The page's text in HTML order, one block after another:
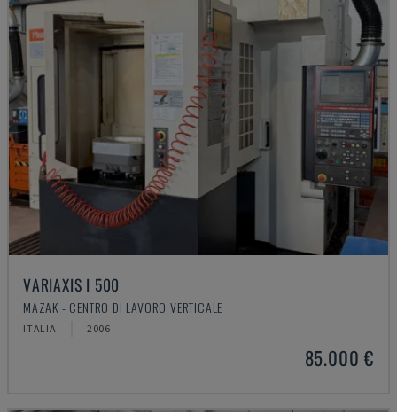
VARIAXIS I 500
MAZAK - CENTRO DI LAVORO VERTICALE
ITALIA 2006
85.000 €